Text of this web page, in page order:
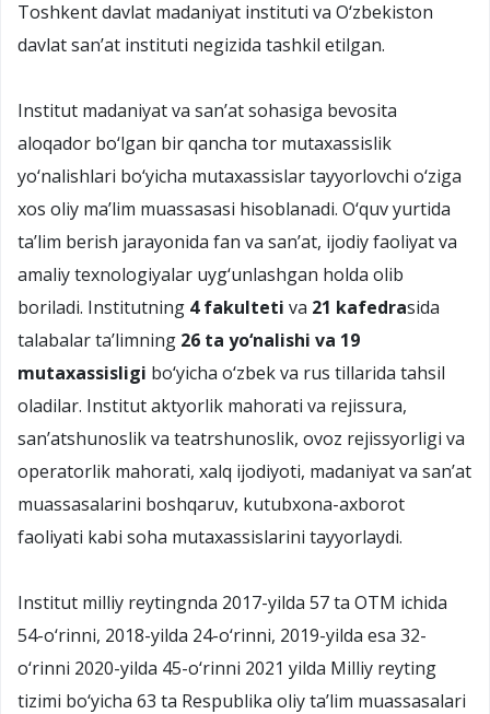
Toshkent davlat madaniyat instituti va О‘zbekiston
davlat san’at instituti negizida tashkil etilgan.
Institut madaniyat va san’at sohasiga bevosita
aloqador bо‘lgan bir qancha tor mutaxassislik
yо‘nalishlari bо‘yicha mutaxassislar tayyorlovchi о‘ziga
xos oliy ma’lim muassasasi hisoblanadi. О‘quv yurtida
ta’lim berish jarayonida fan va san’at, ijodiy faoliyat va
amaliy texnologiyalar uyg‘unlashgan holda olib
boriladi. Institutning 4 fakulteti va 21 kafedrasida
talabalar ta’limning 26 ta yо‘nalishi va 19
mutaxassisligi bо‘yicha о‘zbek va rus tillarida tahsil
oladilar. Institut aktyorlik mahorati va rejissura,
san’atshunoslik va teatrshunoslik, ovoz rejissyorligi va
operatorlik mahorati, xalq ijodiyoti, madaniyat va san’at
muassasalarini boshqaruv, kutubxona-axborot
faoliyati kabi soha mutaxassislarini tayyorlaydi.
Institut milliy reytingnda 2017-yilda 57 ta OTM ichida
54-о‘rinni, 2018-yilda 24-о‘rinni, 2019-yilda esa 32-
о‘rinni 2020-yilda 45-о‘rinni 2021 yilda Milliy reyting
tizimi bо‘yicha 63 ta Respublika oliy ta’lim muassasalari